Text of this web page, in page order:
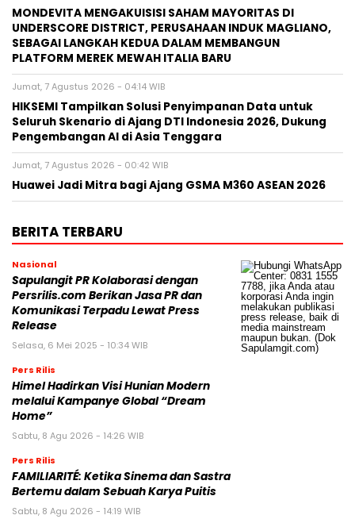
MONDEVITA MENGAKUISISI SAHAM MAYORITAS DI
UNDERSCORE DISTRICT, PERUSAHAAN INDUK MAGLIANO,
SEBAGAI LANGKAH KEDUA DALAM MEMBANGUN
PLATFORM MEREK MEWAH ITALIA BARU
Jumat, 7 Agustus 2026 - 04:14 WIB
HIKSEMI Tampilkan Solusi Penyimpanan Data untuk
Seluruh Skenario di Ajang DTI Indonesia 2026, Dukung
Pengembangan AI di Asia Tenggara
Jumat, 7 Agustus 2026 - 00:42 WIB
Huawei Jadi Mitra bagi Ajang GSMA M360 ASEAN 2026
BERITA TERBARU
Nasional
Sapulangit PR Kolaborasi dengan
Persrilis.com Berikan Jasa PR dan
Komunikasi Terpadu Lewat Press
Release
Selasa, 6 Mei 2025 - 10:34 WIB
Pers Rilis
Himel Hadirkan Visi Hunian Modern
melalui Kampanye Global “Dream
Home”
Sabtu, 8 Agu 2026 - 14:26 WIB
Pers Rilis
FAMILIARITÉ: Ketika Sinema dan Sastra
Bertemu dalam Sebuah Karya Puitis
Sabtu, 8 Agu 2026 - 14:19 WIB